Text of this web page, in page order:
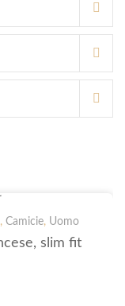
, Camicie, Uomo
slim fit